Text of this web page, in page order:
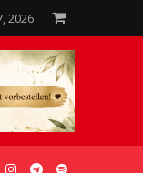
2026